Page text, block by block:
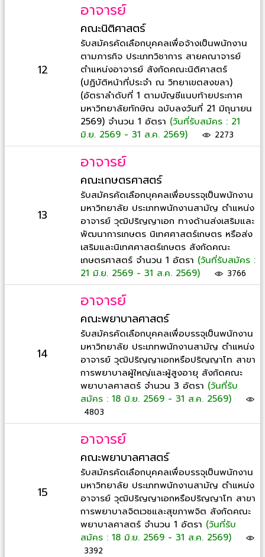
12
อาจารย์
คณะนิติศาสตร์
รับสมัครคัดเลือกบุคคลเพื่อจ้างเป็นพนักงาน
ตามภารกิจ ประเภทวิชาการ สายคณาจารย์
ตำแหน่งอาจารย์ สังกัดคณะนิติศาสตร์
(ปฏิบัติหน้าที่ประจำ ณ วิทยาเขตสงขลา)
(อัตราลำดับที่ 1 ตามบัญชีแนบท้ายประกาศ
มหาวิทยาลัยทักษิณ ฉบับลงวันที่ 21 มิถุนายน
2569) จำนวน 1 อัตรา (วันที่รับสมัคร : 21
มิ.ย. 2569 - 31 ส.ค. 2569)
2273
13
อาจารย์
คณะเกษตรศาสตร์
รับสมัครคัดเลือกบุคคลเพื่อบรรจุเป็นพนักงาน
มหาวิทยาลัย ประเภทพนักงานสามัญ ตำแหน่ง
อาจารย์ วุฒิปริญญาเอก ทางด้านส่งเสริมและ
พัฒนาการเกษตร นิเทศศาสตร์เกษตร หรือส่ง
เสริมและนิเทศศาสตร์เกษตร สังกัดคณะ
เกษตรศาสตร์ จำนวน 1 อัตรา (วันที่รับสมัคร :
21 มิ.ย. 2569 - 31 ส.ค. 2569)
3766
14
อาจารย์
คณะพยาบาลศาสตร์
รับสมัครคัดเลือกบุคคลเพื่อบรรจุเป็นพนักงาน
มหาวิทยาลัย ประเภทพนักงานสามัญ ตำแหน่ง
อาจารย์ วุฒิปริญญาเอกหรือปริญญาโท สาขา
การพยาบาลผู้ใหญ่และผู้สูงอายุ สังกัดคณะ
พยาบาลศาสตร์ จำนวน 3 อัตรา (วันที่รับ
สมัคร : 18 มิ.ย. 2569 - 31 ส.ค. 2569)
4803
15
อาจารย์
คณะพยาบาลศาสตร์
รับสมัครคัดเลือกบุคคลเพื่อบรรจุเป็นพนักงาน
มหาวิทยาลัย ประเภทพนักงานสามัญ ตำแหน่ง
อาจารย์ วุฒิปริญญาเอกหรือปริญญาโท สาขา
การพยาบาลจิตเวชและสุขภาพจิต สังกัดคณะ
พยาบาลศาสตร์ จำนวน 1 อัตรา (วันที่รับ
สมัคร : 18 มิ.ย. 2569 - 31 ส.ค. 2569)
3392